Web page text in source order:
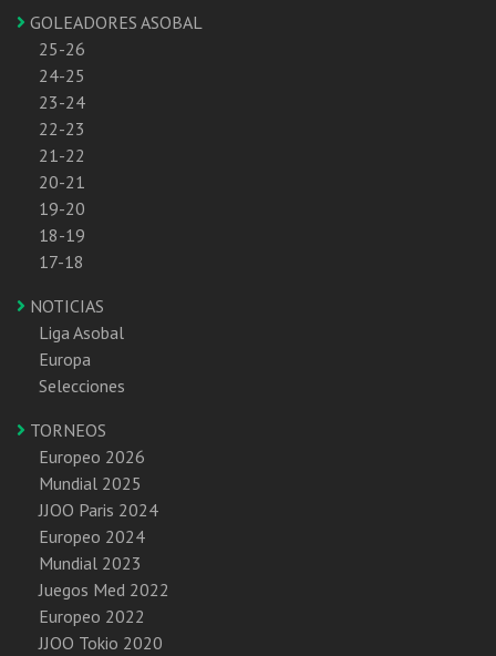
GOLEADORES ASOBAL
25-26
24-25
23-24
22-23
21-22
20-21
19-20
18-19
17-18
NOTICIAS
Liga Asobal
Europa
Selecciones
TORNEOS
Europeo 2026
Mundial 2025
JJOO Paris 2024
Europeo 2024
Mundial 2023
Juegos Med 2022
Europeo 2022
JJOO Tokio 2020